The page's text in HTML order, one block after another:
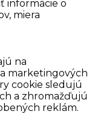
informácie o
miera
na
marketingových
cookie sledujú
a zhromažďujú
reklám.